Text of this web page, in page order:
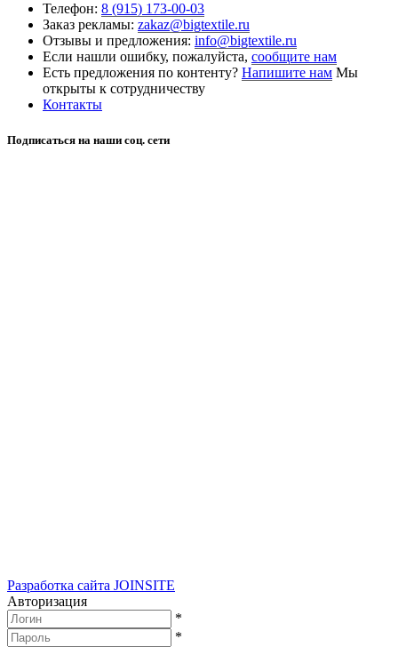
Телефон: 8 (915) 173-00-03
Заказ рекламы: zakaz@bigtextile.ru
Отзывы и предложения: info@bigtextile.ru
Если нашли ошибку, пожалуйста, сообщите нам
Есть предложения по контенту? Напишите нам Мы
открыты к сотрудничеству
Контакты
Подписаться на наши соц. сети
Разработка сайта JOINSITE
Авторизация
*
*